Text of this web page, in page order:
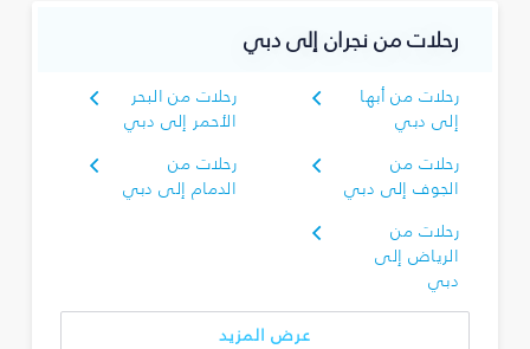
رحلات من نجران‎ إلى دبي
رحلات من أبها
إلى دبي
رحلات من البحر
الأحمر إلى دبي
رحلات من
الجوف إلى دبي
رحلات من
الدمام إلى دبي
رحلات من
الرياض إلى
دبي
عرض المزيد